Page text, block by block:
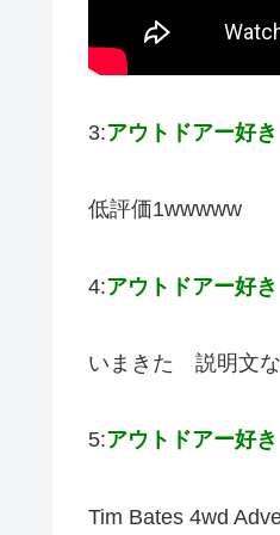
3:アウトドアー好き
低評価1wwwww
4:アウトドアー好き
いまきた 説明文な
5:アウトドアー好き
Tim Bates 4wd